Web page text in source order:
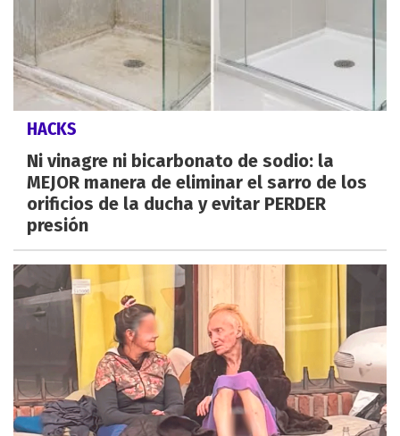
HACKS
Ni vinagre ni bicarbonato de sodio: la
MEJOR manera de eliminar el sarro de los
orificios de la ducha y evitar PERDER
presión